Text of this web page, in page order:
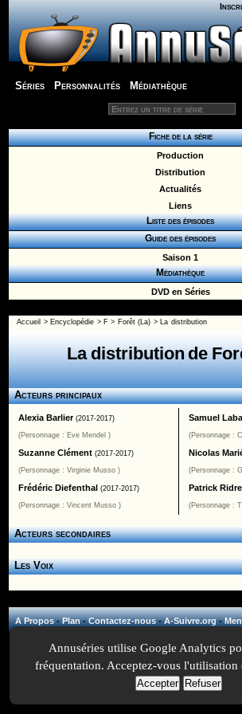
Séries Personnalités Médiathèque
Fiche de la série
Production
Distribution
Actualités
Liens
Liste des épisodes
Guide des épisodes
Saison 1
Médiathèque
DVD en Séries
Accueil > Encyclopédie > F > Forêt (La) > La distribution
La distribution de
Acteurs principaux
Alexia Barlier (2017-2017)
(Personnage : Eve Mendel )
Suzanne Clément (2017-2017)
(Personnage : Virginie Musso )
Frédéric Diefenthal (2017-2017)
(Personnage : Vincent Musso )
Samuel
(Personnage :
Nicolas
(Personnage :
Patrick
(Personnage :
Acteurs secondaires
Les Voix
A Propos-Plan-Contactez-nous-A-Suivre.org-
Annuséries utilise Google Analytics
fréquentation. Acceptez-vous l'utilisation
Accepter Refuser